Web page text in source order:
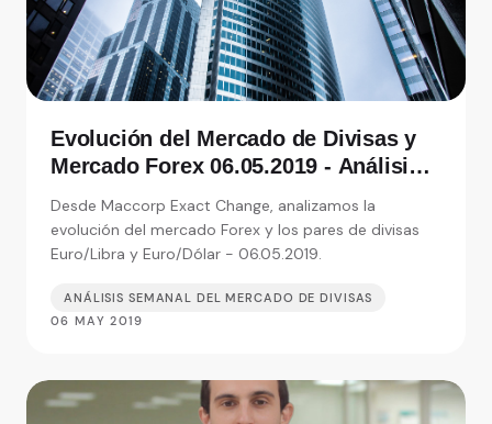
Evolución del Mercado de Divisas y
Mercado Forex 06.05.2019 - Análisis
de moneda
Desde Maccorp Exact Change, analizamos la
evolución del mercado Forex y los pares de divisas
Euro/Libra y Euro/Dólar - 06.05.2019.
ANÁLISIS SEMANAL DEL MERCADO DE DIVISAS
06 MAY 2019